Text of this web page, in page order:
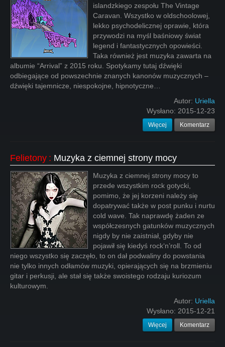
islandzkiego zespołu The Vintage
Caravan. Wszystko w oldschoolowej,
lekko psychodelicznej oprawie, która
przywodzi na myśl baśniowy świat
legend i fantastycznych opowieści.
Taka również jest muzyka zawarta na
albumie “Arrival” z 2015 roku. Spotykamy tutaj dźwięki
odbiegające od powszechnie znanych kanonów muzycznych –
dźwięki tajemnicze, niespokojne, hipnotyczne…
Autor: Uriella
Wysłano: 2015-12-23
Więcej Komentarz
Felietony : Muzyka z ciemnej strony mocy
Muzyka z ciemnej strony mocy to
przede wszystkim rock gotycki,
pomimo, że jej korzeni należy się
dopatrywać także w post punku i nurtu
cold wave. Tak naprawdę żaden ze
współczesnych gatunków muzycznych
nigdy by nie zaistniał, gdyby nie
pojawił się kiedyś rock‘n’roll. To od
niego wszystko się zaczęło, to on dał podwaliny do powstania
nie tylko innych odłamów muzyki, opierających się na brzmieniu
gitar i perkusji, ale stał się także swoistego rodzaju kuriozum
kulturowym.
Autor: Uriella
Wysłano: 2015-12-21
Więcej Komentarz